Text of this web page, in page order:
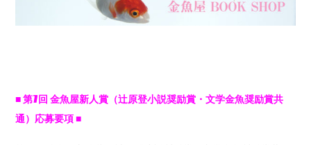
■第7回金魚屋新人賞（辻原登小説奨励賞・文学金魚奨励賞共
通）応募要項■